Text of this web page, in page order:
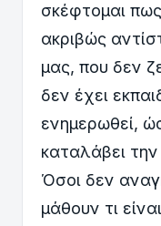
σκέφτομαι
ακριβώς
μας, που δεν
δεν έχει
ενημερωθεί,
καταλάβει
Όσοι δεν
μάθουν τι